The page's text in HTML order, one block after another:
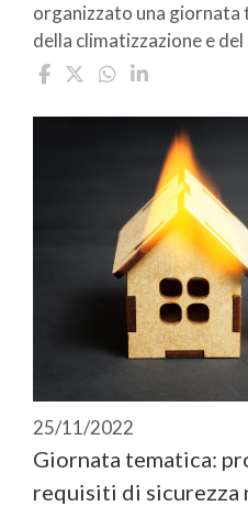
organizzato una giornata
della climatizzazione e
25/11/2022
Giornata tematica:
requisiti di sicurezza